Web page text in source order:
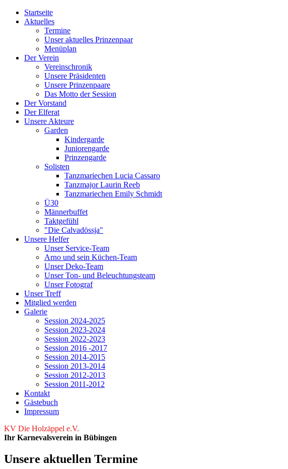
Startseite
Aktuelles
Termine
Unser aktuelles Prinzenpaar
Menüplan
Der Verein
Vereinschronik
Unsere Präsidenten
Unsere Prinzenpaare
Das Motto der Session
Der Vorstand
Der Elferat
Unsere Akteure
Garden
Kindergarde
Juniorengarde
Prinzengarde
Solisten
Tanzmariechen Lucia Cassaro
Tanzmajor Laurin Reeb
Tanzmariechen Emily Schmidt
Ü30
Männerbuffet
Taktgefühl
"Die Calvadössja"
Unsere Helfer
Unser Service-Team
Arno und sein Küchen-Team
Unser Deko-Team
Unser Ton- und Beleuchtungsteam
Unser Fotograf
Unser Treff
Mitglied werden
Galerie
Session 2024-2025
Session 2023-2024
Session 2022-2023
Session 2016 -2017
Session 2014-2015
Session 2013-2014
Session 2012-2013
Session 2011-2012
Kontakt
Gästebuch
Impressum
KV Die Holzäppel e.V.
Ihr Karnevalsverein in Bübingen
Unsere aktuellen Termine